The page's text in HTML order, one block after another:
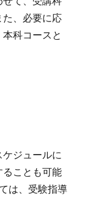
た、必要に応
科コースと
ジュールに
ことも可能
は、受験指導